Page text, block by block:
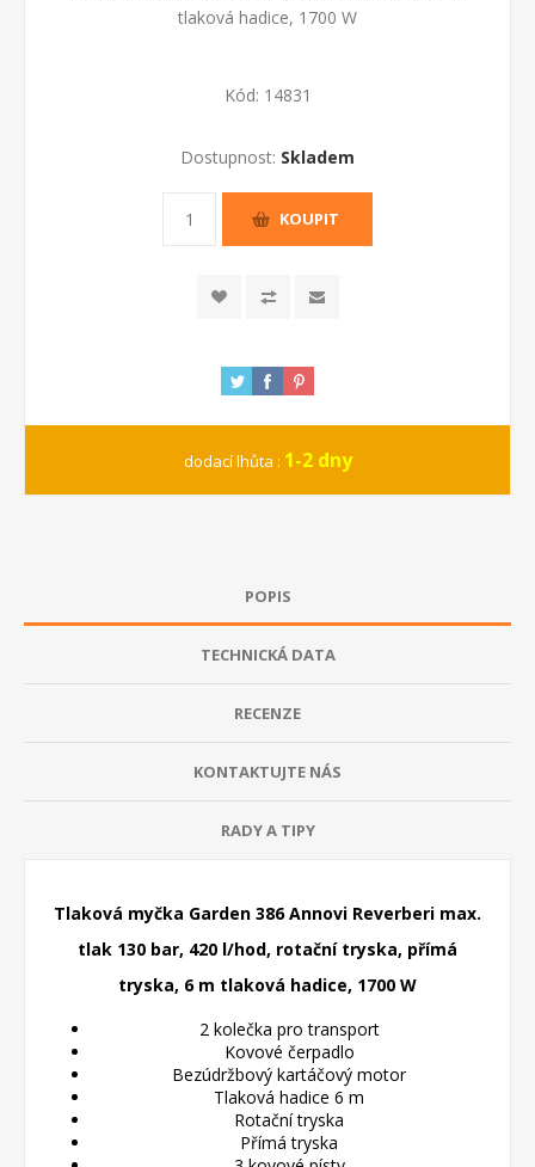
tlaková hadice, 1700 W
Kód: 14831
Dostupnost: Skladem
KOUPIT
dodací lhůta : 1-2 dny
POPIS
TECHNICKÁ DATA
RECENZE
KONTAKTUJTE NÁS
RADY A TIPY
Tlaková myčka Garden 386 Annovi Reverberi max.
tlak 130 bar, 420 l/hod, rotační tryska, přímá
tryska, 6 m tlaková hadice, 1700 W
2 kolečka pro transport
Kovové čerpadlo
Bezúdržbový kartáčový motor
Tlaková hadice 6 m
Rotační tryska
Přímá tryska